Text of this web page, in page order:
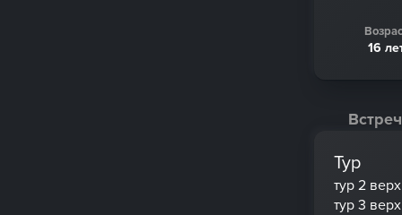
16
Тур
тур 2
тур 3